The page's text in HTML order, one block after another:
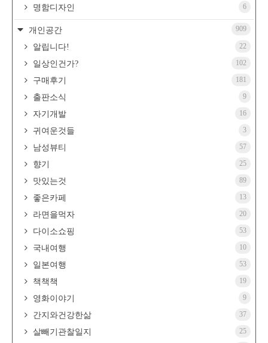
명함디자인 6
개인공간 909
알립니다! 22
일상인건가? 102
구매후기 181
출판소식 9
자기개발 16
귀여운것들 3
남성뷰티 57
향기 25
맛있는것 89
좋은카페 13
라면을먹자 20
다이소쇼핑 53
국내여행 10
일본여행 53
책책책 19
영화이야기 9
간지와건강한삶 37
살빼기관찰일지 25